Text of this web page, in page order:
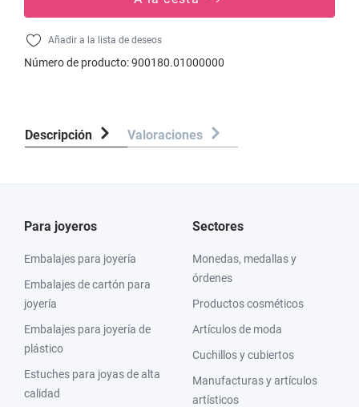
Añadir a la lista de deseos
Número de producto:900180.01000000
Descripción Valoraciones
Para joyeros
Embalajes para joyería
Embalajes de cartón para
joyería
Embalajes para joyería de
plástico
Estuches para joyas de alta
calidad
Sectores
Monedas, medallas y
órdenes
Productos cosméticos
Artículos de moda
Cuchillos y cubiertos
Manufacturas y artículos
artísticos